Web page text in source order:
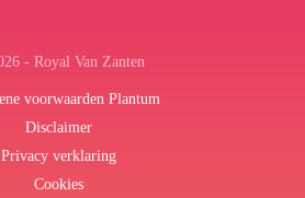
- Royal Van Zanten
voorwaarden Plantum
Disclaimer
Privacy verklaring
Cookies